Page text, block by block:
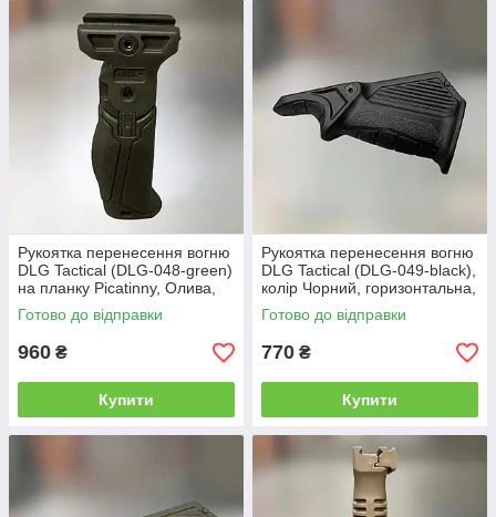
Рукоятка перенесення вогню
DLG Tactical (DLG-048-green)
на планку Picatinny, Олива,
складана
Готово до відправки
960 ₴
Купити
Рукоятка перенесення вогню
DLG Tactical (DLG-049-black),
колір Чорний, горизонтальна,
на планку Picatinny, упор на
цівку
Готово до відправки
770 ₴
Купити